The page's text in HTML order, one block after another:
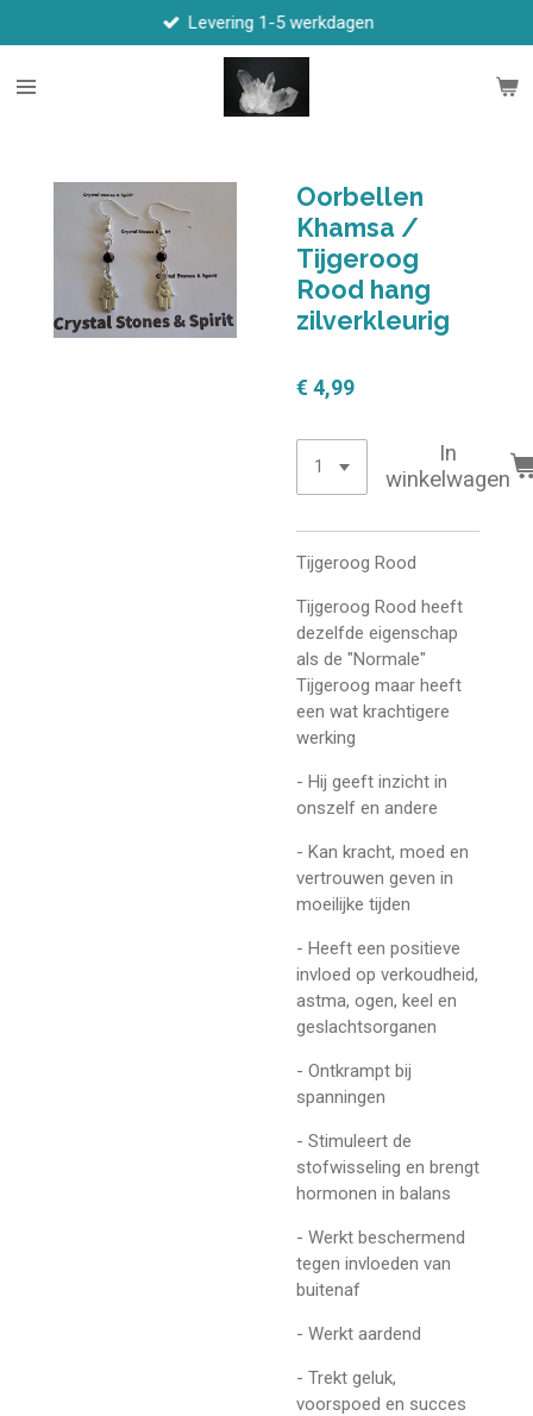
direct
naar
Levering 1-5 werkdagen
Oorbellen
Khamsa /
Tijgeroog
Rood hang
zilverkleurig
€ 4,99
In
winkelwagen
Tijgeroog Rood
Tijgeroog Rood heeft
dezelfde eigenschap
als de "Normale"
Tijgeroog maar heeft
een wat krachtigere
werking
- Hij geeft inzicht in
onszelf en andere
- Kan kracht, moed en
vertrouwen geven in
moeilijke tijden
- Heeft een positieve
invloed op verkoudheid,
astma, ogen, keel en
geslachtsorganen
- Ontkrampt bij
spanningen
- Stimuleert de
stofwisseling en brengt
hormonen in balans
- Werkt beschermend
tegen invloeden van
buitenaf
- Werkt aardend
- Trekt geluk,
voorspoed en succes